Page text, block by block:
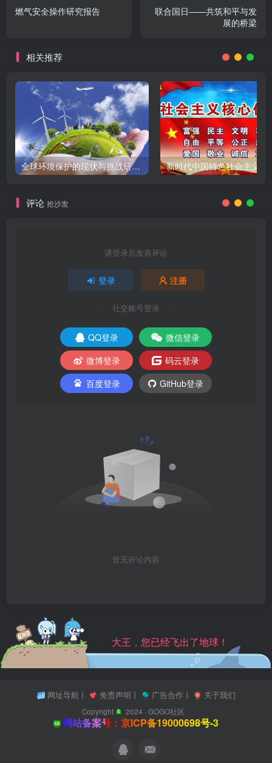
燃气安全操作研究报告
联合国日——共筑和平与发
展的桥梁
相关推荐
全球环境保护的现状与挑战研究报告 新时代中国特色社会主义
评论 抢沙发
请登录后发表评论
登录 注册
社交账号登录
QQ登录
微信登录
微博登录
码云登录
百度登录
GitHub登录
暂无评论内容
大王，您已经飞出了地球！
网址导航丨 免责声明 丨 广告合作丨 关于我们
Copyright 2024 ·GOGO社区
网站备案号：京ICP备19000698号-3